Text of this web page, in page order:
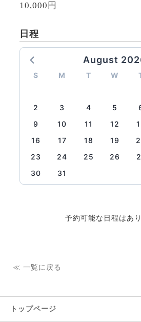
10,000円
日程
August
S M T W
2
3 4 5
9
10 11 12
16
17 18 19
23
24 25 26
30
31
予約可能な日程はあ
≪ 一覧に戻る
トップページ